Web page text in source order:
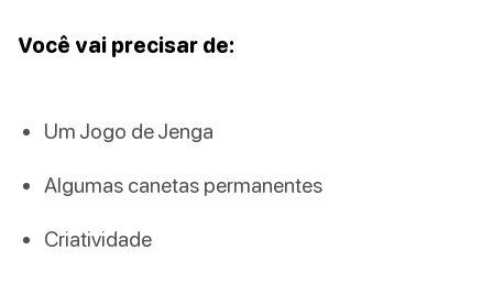
Você vai precisar de:
Um Jogo de Jenga
Algumas canetas permanentes
Criatividade